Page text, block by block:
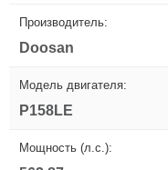
Производитель:
Doosan
Модель двигателя:
P158LE
Мощность (л.с.):